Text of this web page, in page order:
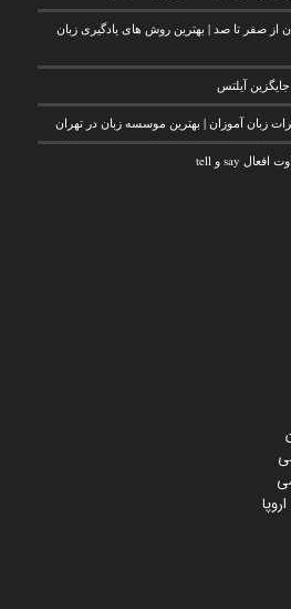
از صفر تا صد | بهترین روش های یادگیری زبان